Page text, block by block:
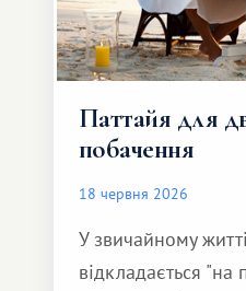
Паттайя для
побачення
18 червня 2026
У звичайному
відкладається "на